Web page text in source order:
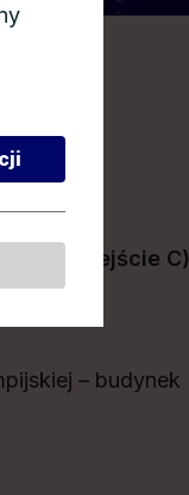
(wejście
– budynek